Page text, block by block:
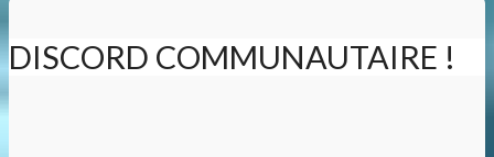
DISCORD COMMUNAUTAIRE !